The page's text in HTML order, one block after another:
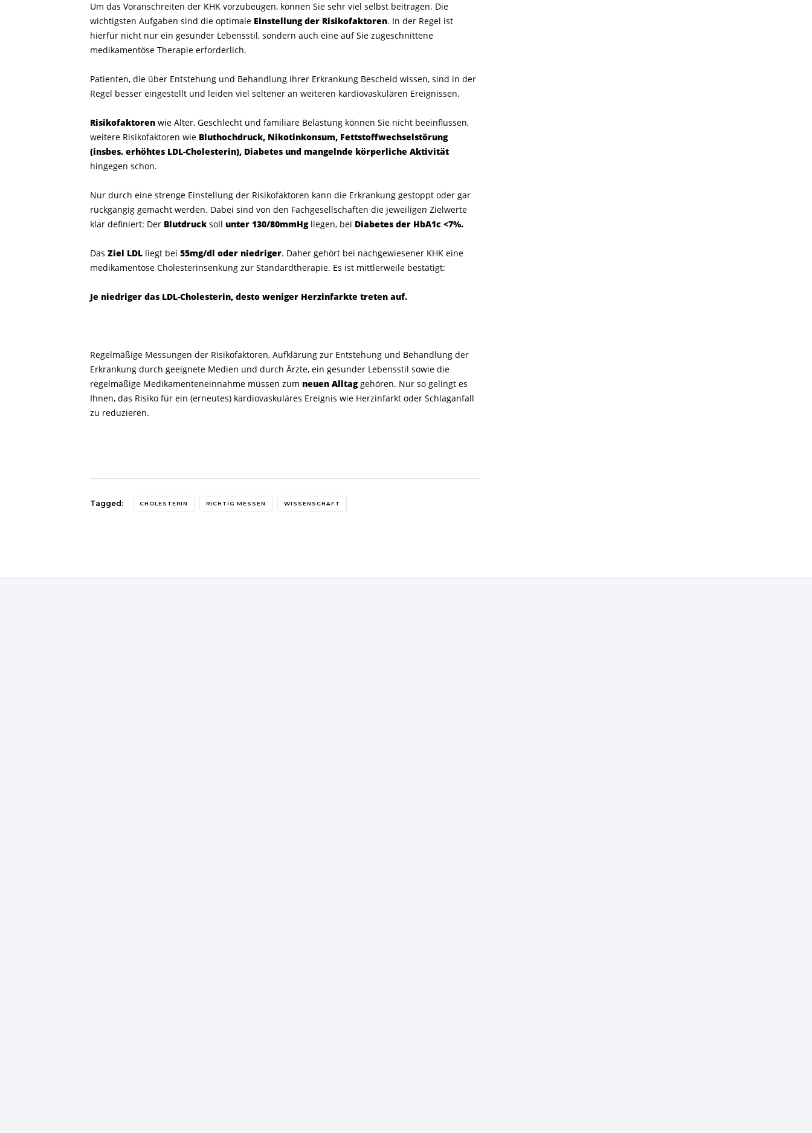
Um das Voranschreiten der KHK vorzubeugen, können Sie sehr viel selbst beitragen. Die
wichtigsten Aufgaben sind die optimale Einstellung der Risikofaktoren. In der Regel ist
hierfür nicht nur ein gesunder Lebensstil, sondern auch eine auf Sie zugeschnittene
medikamentöse Therapie erforderlich.
Patienten, die über Entstehung und Behandlung ihrer Erkrankung Bescheid wissen, sind in der
Regel besser eingestellt und leiden viel seltener an weiteren kardiovaskulären Ereignissen.
Risikofaktoren wie Alter, Geschlecht und familiäre Belastung können Sie nicht beeinflussen,
weitere Risikofaktoren wie Bluthochdruck, Nikotinkonsum, Fettstoffwechselstörung
(insbes. erhöhtes LDL-Cholesterin), Diabetes und mangelnde körperliche Aktivität
hingegen schon.
Nur durch eine strenge Einstellung der Risikofaktoren kann die Erkrankung gestoppt oder gar
rückgängig gemacht werden. Dabei sind von den Fachgesellschaften die jeweiligen Zielwerte
klar definiert: Der Blutdrucksollunter 130/80mmHgliegen, bei Diabetes der HbA1c <7%.
DasZiel LDL liegt bei55mg/dl oder niedriger. Daher gehört bei nachgewiesener KHK eine
medikamentöse Cholesterinsenkung zur Standardtherapie. Es ist mittlerweile bestätigt:
Je niedriger das LDL-Cholesterin, desto weniger Herzinfarkte treten auf.
Regelmäßige Messungen der Risikofaktoren, Aufklärung zur Entstehung und Behandlung der
Erkrankung durch geeignete Medien und durch Ärzte, ein gesunder Lebensstil sowie die
regelmäßige Medikamenteneinnahme müssen zum neuen Alltaggehören. Nur so gelingt es
Ihnen, das Risiko für ein (erneutes) kardiovaskuläres Ereignis wie Herzinfarkt oder Schlaganfall
zu reduzieren.
Tagged: CHOLESTERIN RICHTIG MESSEN WISSENSCHAFT